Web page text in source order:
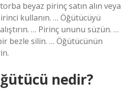
beyaz pirinç satın alın veya
kullanın. … Öğütücüyü
… Pirinç ununu süzün. …
bezle silin. … Öğütücünün
nedir?